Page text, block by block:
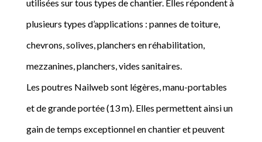
utilisées sur tous types de chantier. Elles répondent à
plusieurs types d’applications : pannes de toiture,
chevrons, solives, planchers en réhabilitation,
mezzanines, planchers, vides sanitaires.
Les poutres Nailweb sont légères, manu-portables
et de grande portée (13 m). Elles permettent ainsi un
gain de temps exceptionnel en chantier et peuvent